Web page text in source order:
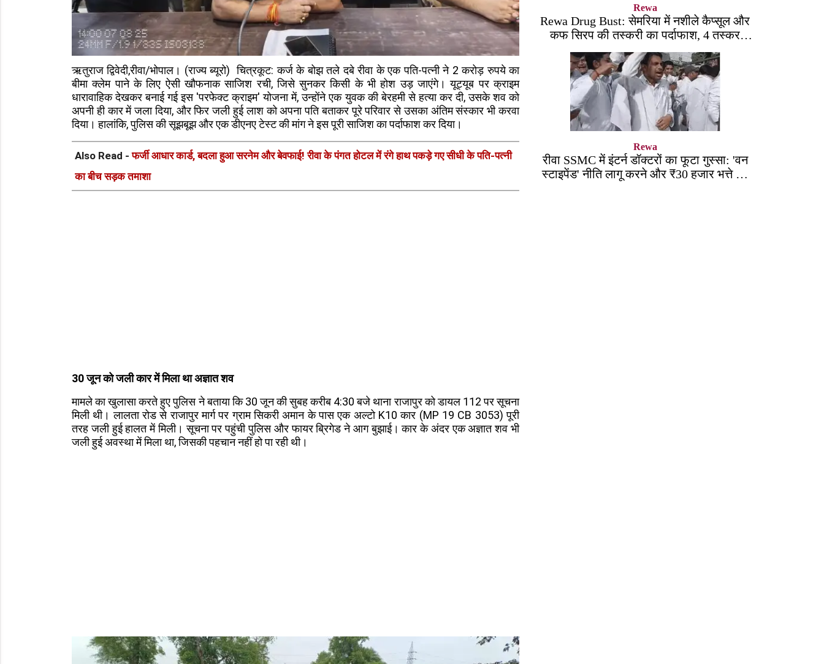
ऋतुराज द्विवेदी,रीवा/भोपाल। (राज्य ब्यूरो) चित्रकूट: कर्ज के बोझ तले दबे रीवा के एक पति-पत्नी ने 2 करोड़ रुपये का
बीमा क्लेम पाने के लिए ऐसी खौफनाक साजिश रची, जिसे सुनकर किसी के भी होश उड़ जाएंगे। यूट्यूब पर क्राइम
धारावाहिक देखकर बनाई गई इस 'परफेक्ट क्राइम' योजना में, उन्होंने एक युवक की बेरहमी से हत्या कर दी, उसके शव को
अपनी ही कार में जला दिया, और फिर जली हुई लाश को अपना पति बताकर पूरे परिवार से उसका अंतिम संस्कार भी करवा
दिया। हालांकि, पुलिस की सूझबूझ और एक डीएनए टेस्ट की मांग ने इस पूरी साजिश का पर्दाफाश कर दिया।
Also Read -फर्जी आधार कार्ड, बदला हुआ सरनेम और बेवफाई! रीवा के पंगत होटल में रंगे हाथ पकड़े गए सीधी के पति-पत्नी
का बीच सड़क तमाशा
30 जून को जली कार में मिला था अज्ञात शव
मामले का खुलासा करते हुए पुलिस ने बताया कि 30 जून की सुबह करीब 4:30 बजे थाना राजापुर को डायल 112 पर सूचना
मिली थी। लालता रोड से राजापुर मार्ग पर ग्राम सिकरी अमान के पास एक अल्टो K10 कार (MP 19 CB 3053) पूरी
तरह जली हुई हालत में मिली। सूचना पर पहुंची पुलिस और फायर ब्रिगेड ने आग बुझाई। कार के अंदर एक अज्ञात शव भी
जली हुई अवस्था में मिला था, जिसकी पहचान नहीं हो पा रही थी।
Rewa
Rewa Drug Bust: सेमरिया में नशीले कैप्सूल और
कफ सिरप की तस्करी का पर्दाफाश, 4 तस्कर
सलाखों के पीछे
Rewa
रीवा SSMC में इंटर्न डॉक्टरों का फूटा गुस्सा: 'वन
स्टाइपेंड' नीति लागू करने और ₹30 हजार भत्ते की